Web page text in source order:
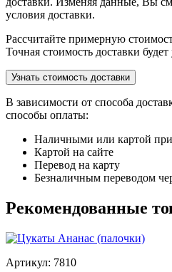
условия доставки.
Рассчитайте примерную
Точная стоимость доставки будет
Узнать стоимость доставки
В зависимости от способа
способы оплаты:
Наличными или картой
Картой на сайте
Перевод на карту
Безналичным переводом
Рекомендованные
Артикул: 7810